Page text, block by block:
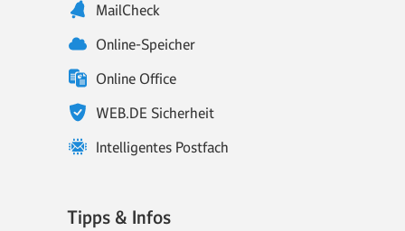
MailCheck
Online-Speicher
Online Office
WEB.DE Sicherheit
Intelligentes Postfach
Tipps & Infos